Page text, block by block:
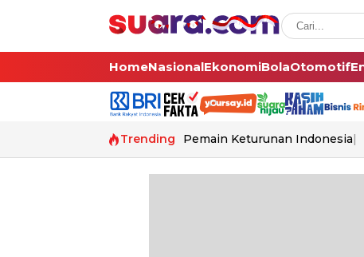
HomeNasionalEkonomiBolaOtomotif
Trending Pemain Keturunan Indonesia